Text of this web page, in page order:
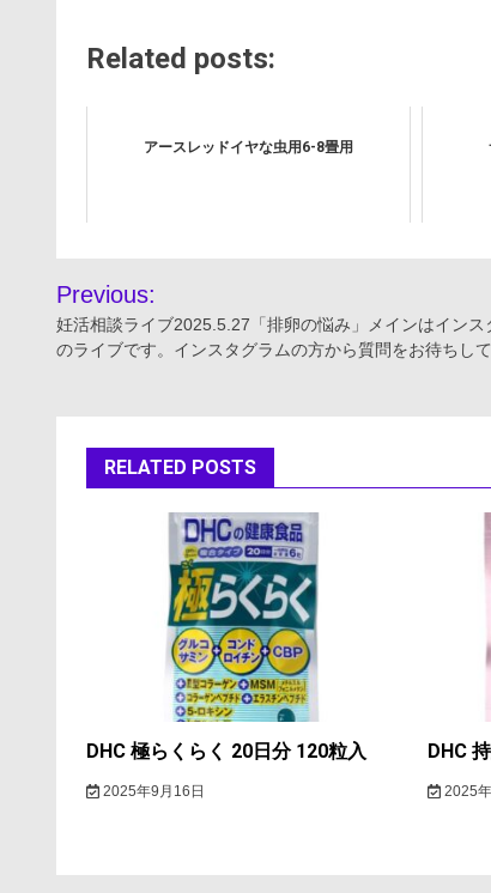
Related posts:
アースレッドイヤな虫用6-8畳用
投
稿
ゲ
Previous:
妊活相談ライブ2025.5.27「排卵の悩み」メインはインス
のライブです。インスタグラムの方から質問をお待ちして
RELATED POSTS
DHC 極らくらく 20日分 120粒入
2025年9月16日
DHC
2025